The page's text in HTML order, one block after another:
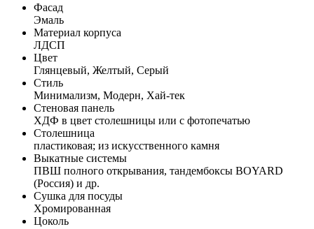
Фасад
Эмаль
Материал корпуса
ЛДСП
Цвет
Глянцевый, Желтый, Серый
Стиль
Минимализм, Модерн, Хай-тек
Стеновая панель
ХДФ в цвет столешницы или с фотопечатью
Столешница
пластиковая; из искусственного камня
Выкатные системы
ПВШ полного открывания, тандембоксы BOYARD
(Россия) и др.
Сушка для посуды
Хромированная
Цоколь